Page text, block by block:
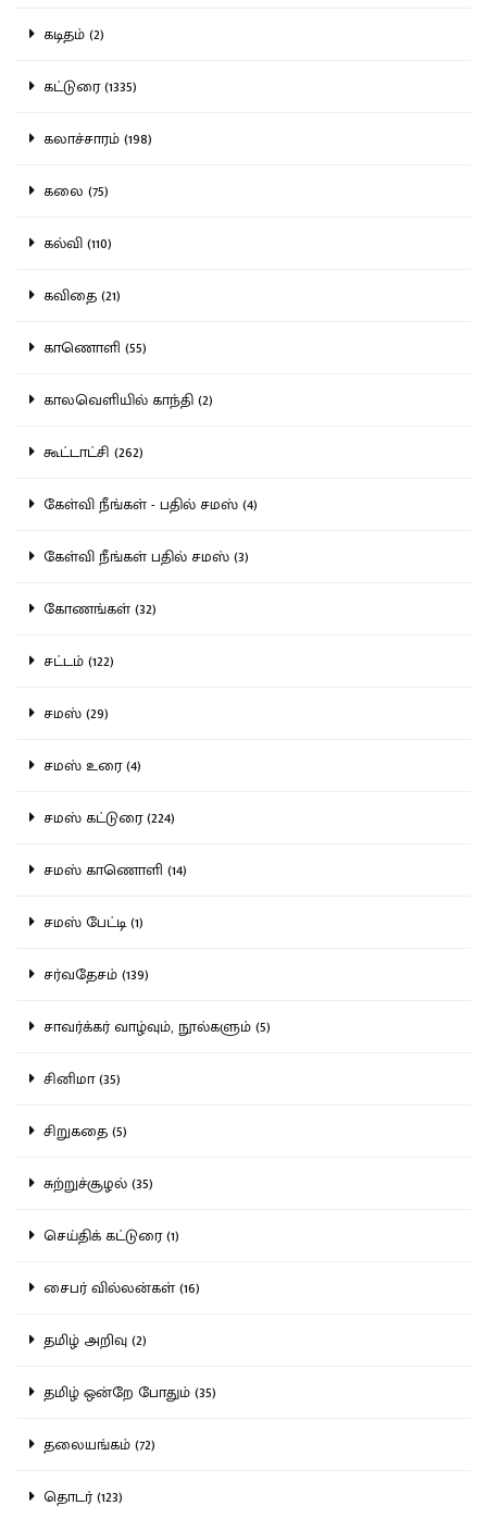
கடிதம் (2)
கட்டுரை (1335)
கலாச்சாரம் (198)
கலை (75)
கல்வி (110)
கவிதை (21)
காணொளி (55)
காலவெளியில் காந்தி (2)
கூட்டாட்சி (262)
கேள்வி நீங்கள் - பதில் சமஸ் (4)
கேள்வி நீங்கள் பதில் சமஸ் (3)
கோணங்கள் (32)
சட்டம் (122)
சமஸ் (29)
சமஸ் உரை (4)
சமஸ் கட்டுரை (224)
சமஸ் காணொளி (14)
சமஸ் பேட்டி (1)
சர்வதேசம் (139)
சாவர்க்கர் வாழ்வும், நூல்களும் (5)
சினிமா (35)
சிறுகதை (5)
சுற்றுச்சூழல் (35)
செய்திக் கட்டுரை (1)
சைபர் வில்லன்கள் (16)
தமிழ் அறிவு (2)
தமிழ் ஒன்றே போதும் (35)
தலையங்கம் (72)
தொடர் (123)